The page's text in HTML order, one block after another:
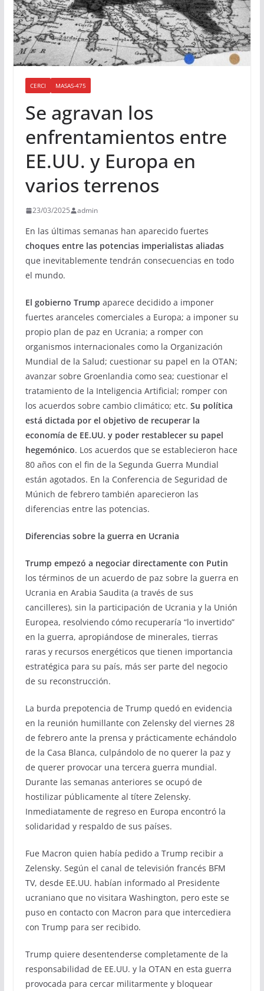
CERCI MASAS-475
Se agravan los
enfrentamientos entre
EE.UU. y Europa en
varios terrenos
23/03/2025 admin
En las últimas semanas han aparecido fuertes
choques entre las potencias imperialistas aliadas
que inevitablemente tendrán consecuencias en todo
el mundo.
El gobierno Trump aparece decidido a imponer
fuertes aranceles comerciales a Europa; a imponer su
propio plan de paz en Ucrania; a romper con
organismos internacionales como la Organización
Mundial de la Salud; cuestionar su papel en la OTAN;
avanzar sobre Groenlandia como sea; cuestionar el
tratamiento de la Inteligencia Artificial; romper con
los acuerdos sobre cambio climático; etc. Su política
está dictada por el objetivo de recuperar la
economía de EE.UU. y poder restablecer su papel
hegemónico. Los acuerdos que se establecieron hace
80 años con el fin de la Segunda Guerra Mundial
están agotados. En la Conferencia de Seguridad de
Múnich de febrero también aparecieron las
diferencias entre las potencias.
Diferencias sobre la guerra en Ucrania
Trump empezó a negociar directamente con Putin
los términos de un acuerdo de paz sobre la guerra en
Ucrania en Arabia Saudita (a través de sus
cancilleres), sin la participación de Ucrania y la Unión
Europea, resolviendo cómo recuperaría “lo invertido”
en la guerra, apropiándose de minerales, tierras
raras y recursos energéticos que tienen importancia
estratégica para su país, más ser parte del negocio
de su reconstrucción.
La burda prepotencia de Trump quedó en evidencia
en la reunión humillante con Zelensky del viernes 28
de febrero ante la prensa y prácticamente echándolo
de la Casa Blanca, culpándolo de no querer la paz y
de querer provocar una tercera guerra mundial.
Durante las semanas anteriores se ocupó de
hostilizar públicamente al títere Zelensky.
Inmediatamente de regreso en Europa encontró la
solidaridad y respaldo de sus países.
Fue Macron quien había pedido a Trump recibir a
Zelensky. Según el canal de televisión francés BFM
TV, desde EE.UU. habían informado al Presidente
ucraniano que no visitara Washington, pero este se
puso en contacto con Macron para que intercediera
con Trump para ser recibido.
Trump quiere desentenderse completamente de la
responsabilidad de EE.UU. y la OTAN en esta guerra
provocada para cercar militarmente y bloquear